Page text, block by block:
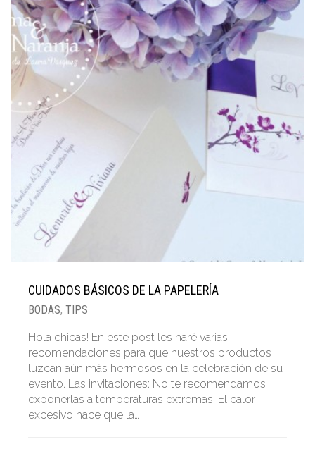
ILUSTRACIÓN
PROYECTOS
NOSOTROS
CONTACTO
ASESORÍAS REVIEWS
LA NENA DONATA
AVISO LEGAL
CUIDADOS BÁSICOS DE LA PAPELERÍA
BODAS, TIPS
Hola chicas! En este post les haré varias
recomendaciones para que nuestros productos
luzcan aún más hermosos en la celebración de su
evento. Las invitaciones: No te recomendamos
exponerlas a temperaturas extremas. El calor
excesivo hace que la…